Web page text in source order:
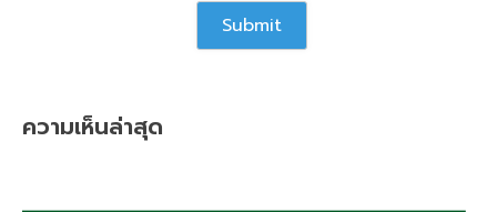
ความเห็นล่าสุด